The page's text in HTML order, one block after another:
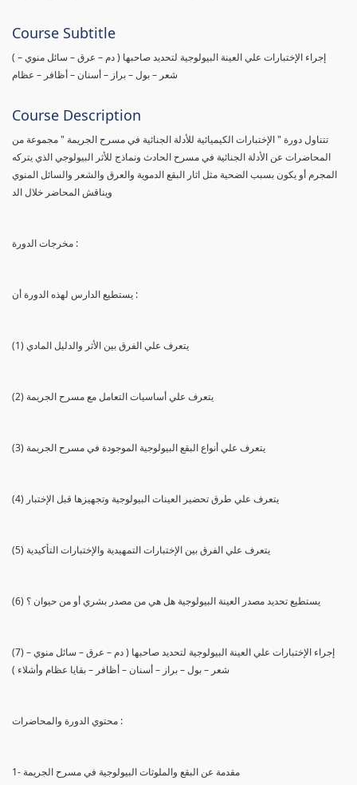
Course Subtitle
( إجراء الإختبارات علي العينة البيولوجية لتحديد صاحبها ( دم – عرق – سائل منوي –
شعر – بول – براز – أسنان – أظافر – عظام
Course Description
تتناول دورة " الإختبارات الكيميائية للأدلة الجنائية في مسرح الجريمة " مجموعة من
المحاضرات عن الأدلة الجنائية في مسرح الحادث ونماذج للأثر البيولوجي الذي يتركه
المجرم أو يكون بسبب الضحية مثل اثار البقع الدموية والعرق والشعر والسائل المنوي
ويناقش المحاضر خلال الد
مخرجات الدورة :
يستطيع الدارس لهذه الدورة أن :
(1) يتعرف علي الفرق بين الأثر والدليل المادي
(2) يتعرف علي أساسيات التعامل مع مسرح الجريمة
(3) يتعرف علي أنواع البقع البيولوجية الموجودة في مسرح الجريمة
(4) يتعرف علي طرق تحضير العينات البيولوجية وتجهيزها قبل الإختبار
(5) يتعرف علي الفرق بين الإختبارات التمهيدية والإختبارات التأكيدية
(6) يستطيع تحديد مصدر العينة البيولوجية هل هي من مصدر بشري أو من حيوان ؟
(7) إجراء الإختبارات علي العينة البيولوجية لتحديد صاحبها ( دم – عرق – سائل منوي –
شعر – بول – براز – أسنان – أظافر – بقايا عظام وأشلاء )
محتوي الدورة والمحاضرات :
1- مقدمة عن البقع والملوثات البيولوجية في مسرح الجريمة